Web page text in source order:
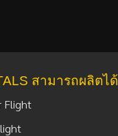
สามารถผลิตได้
Flight